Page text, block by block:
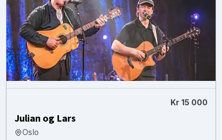
Kr 15 000
Julian og Lars
Oslo